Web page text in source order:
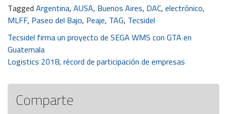
TaggedArgentina,AUSA, Buenos Aires, DAC,electrónico,
MLFF, Paseo del Bajo, Peaje, TAG, Tecsidel
Navegación
de
entradas
Tecsidel firma un proyecto de SEGA WMS con GTA en
Guatemala
Logistics 2018, récord de participación de empresas
Comparte